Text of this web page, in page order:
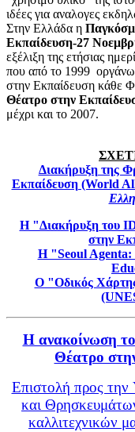
ιδέες για αναλογες
Στην Ελλάδα η
Εκπαίδευση-27
εξέλιξη της ετήσιας
που από το 1999
στην Εκπαίδευση κάθε
Θέατρο στην
μέχρι και το 2007.
Διακήρυξη της
Εκπαίδευση (World
Η "Διακήρυξη του
στην
Η "Seoul Agenta:
O "Οδικός
Η ανακοίνωση
Θέατρο
Επιστολή προς την
και
καλλιτεχνικών